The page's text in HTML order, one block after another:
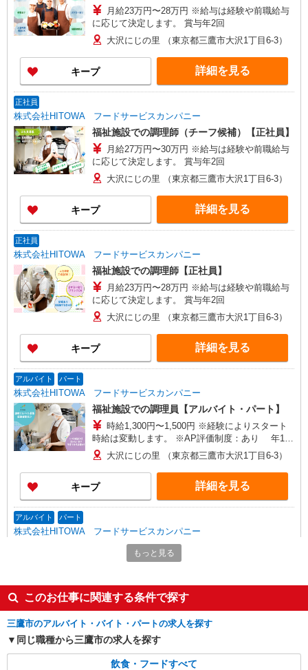
月給23万円〜28万円 ※給与は経験や前職給与
に応じて決定します。 賞与年2回
大沢にじの里 （東京都三鷹市大沢1丁目6-3）
キープ 詳細を見る
正社員
株式会社HITOWA フードサービスカンパニー
福祉施設での調理師（チーフ候補）【正社員】
月給27万円〜30万円 ※給与は経験や前職給与
に応じて決定します。 賞与年2回
大沢にじの里 （東京都三鷹市大沢1丁目6-3）
キープ 詳細を見る
正社員
株式会社HITOWA フードサービスカンパニー
福祉施設での調理師【正社員】
月給23万円〜28万円 ※給与は経験や前職給与
に応じて決定します。 賞与年2回
大沢にじの里 （東京都三鷹市大沢1丁目6-3）
キープ 詳細を見る
アルバイト パート
株式会社HITOWA フードサービスカンパニー
福祉施設での調理員【アルバイト・パート】
時給1,300円〜1,500円 ※経験によりスタート
時給は変動します。 ※AP評価制度：あり 年1回
の評価により時給を見直します。 ※アルバイト賞
与（寸志）：あり 年2回。勤続年数により金額
UP。
大沢にじの里 （東京都三鷹市大沢1丁目6-3）
キープ 詳細を見る
アルバイト パート
株式会社HITOWA フードサービスカンパニー
福祉施設での調理補助【アルバイト・パート】
時給1,350円以上 ※経験によりスタート時給は
により時給を見直します。 ※アルバイト賞与（寸
志）：あり 年2回。勤続年数により金額UP。
イリーゼ三鷹深大寺 （東京都三鷹市大沢4丁目
15番6号）
キープ
もっと見る
このお仕事に関連する条件で探す
三鷹市のアルバイト・バイト・パートの求人を探す
同じ職種から三鷹市の求人を探す
飲食・フードすべて